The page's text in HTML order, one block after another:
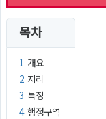
목차
1 개요
2 지리
3 특징
4 행정구역